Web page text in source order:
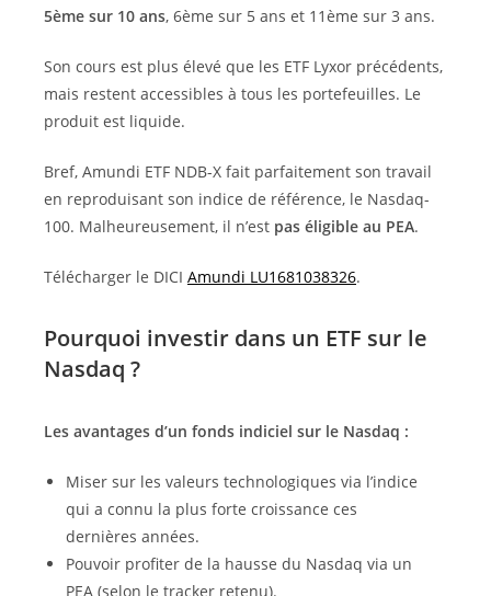
5ème sur 10 ans, 6ème sur 5 ans et 11ème sur 3 ans.
Son cours est plus élevé que les ETF Lyxor précédents,
mais restent accessibles à tous les portefeuilles. Le
produit est liquide.
Bref, Amundi ETF NDB-X fait parfaitement son travail
en reproduisant son indice de référence, le Nasdaq-
100. Malheureusement, il n’est pas éligible au PEA.
Télécharger le DICI Amundi LU1681038326.
Pourquoi investir dans un ETF sur le
Nasdaq ?
Les avantages d’un fonds indiciel sur le Nasdaq :
Miser sur les valeurs technologiques via l’indice
qui a connu la plus forte croissance ces
dernières années.
Pouvoir profiter de la hausse du Nasdaq via un
PEA (selon le tracker retenu).